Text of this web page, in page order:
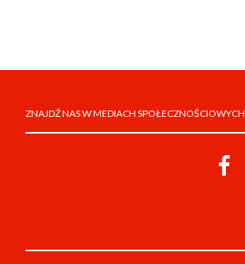
ZNAJDŹ NAS W MEDIACH SPOŁECZNOŚCIOWYCH